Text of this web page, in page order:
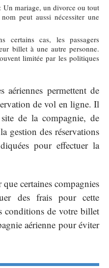
: Un mariage, un divorce ou tout
peut aussi nécessiter une
certains cas, les passagers
billet à une autre personne.
limitée par les politiques
aériennes permettent de
de vol en ligne. Il
de la compagnie, de
gestion des réservations
pour effectuer la
certaines compagnies
des frais pour cette
conditions de votre billet
aérienne pour éviter